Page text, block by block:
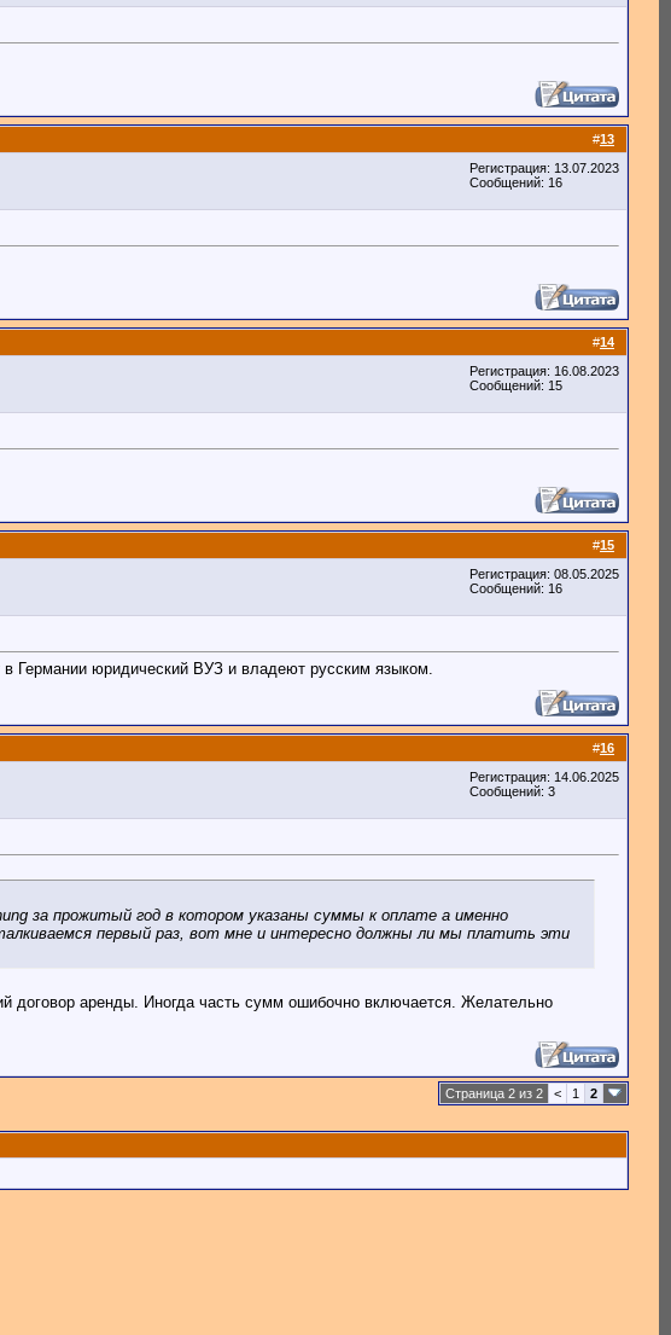
#13
Регистрация: 13.07.2023
Сообщений: 16
#14
Регистрация: 16.08.2023
Сообщений: 15
#15
Регистрация: 08.05.2025
Сообщений: 16
Германии юридический ВУЗ и владеют русским языком.
#16
Регистрация: 14.06.2025
Сообщений: 3
за прожитый год в котором указаны суммы к оплате а именно
первый раз, вот мне и интересно должны ли мы платить эти
договор аренды. Иногда часть сумм ошибочно включается. Желательно
Страница 2 из 2 < 1 2